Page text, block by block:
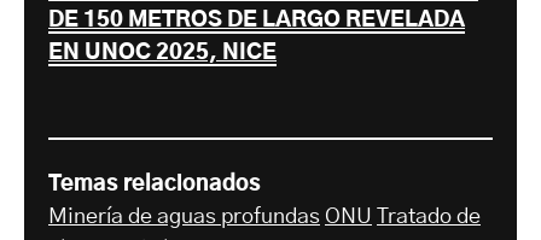
DE 150 METROS DE LARGO REVELADA
EN UNOC 2025, NICE
Temas relacionados
Minería de aguas profundas ONU
Tratado de